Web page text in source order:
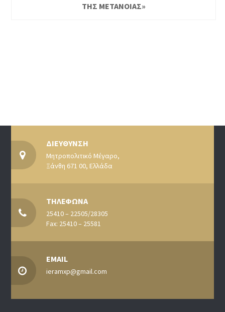
ΤΗΣ ΜΕΤΑΝΟΙΑΣ»
ΔΙΕΥΘΥΝΣΗ
Μητροπολιτικό Μέγαρο,
Ξάνθη 671 00, Ελλάδα
ΤΗΛΕΦΩΝΑ
25410 – 22505/28305
Fax: 25410 – 25581
EMAIL
ieramxp@gmail.com